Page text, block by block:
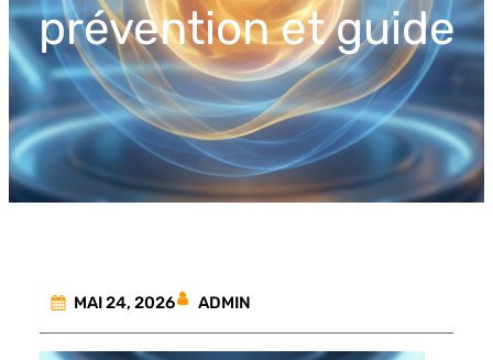
prévention et guide
MAI 24, 2026 ADMIN